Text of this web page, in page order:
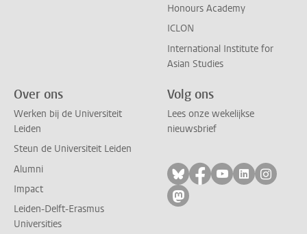
Honours Academy
ICLON
International Institute for
Asian Studies
Over ons
Werken bij de Universiteit
Leiden
Steun de Universiteit Leiden
Alumni
Impact
Leiden-Delft-Erasmus
Universities
Volg ons
Lees onze wekelijkse
nieuwsbrief
Volg ons op bluesky
Volg ons op
Volg ons op
Volg ons
Volg
Volg ons op mastodon